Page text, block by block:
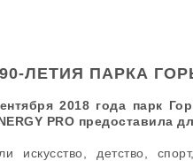
ЛЕТИЯ ПАРКА
2018 года парк
PRO предоставила
искусство, детство,